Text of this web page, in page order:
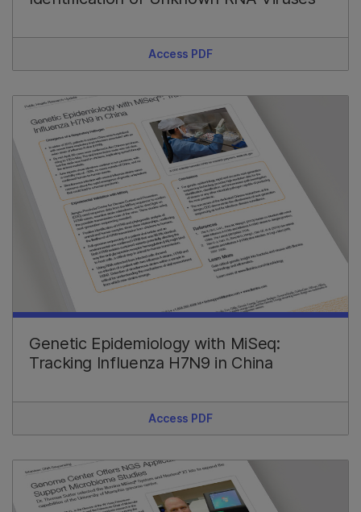
Access PDF
Genetic Epidemiology with MiSeq:
Tracking Influenza H7N9 in China
Access PDF